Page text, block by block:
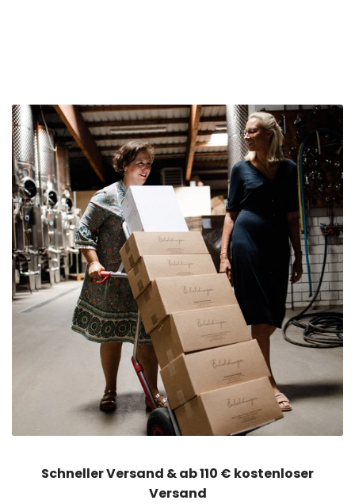
Schneller Versand & ab 110 € kostenloser
Versand